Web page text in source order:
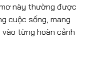
này thường được
cuộc sống, mang
từng hoàn cảnh